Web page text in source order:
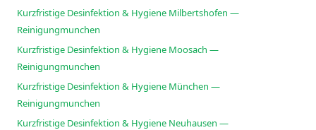
Kurzfristige Desinfektion & Hygiene Milbertshofen —
Reinigungmunchen
Kurzfristige Desinfektion & Hygiene Moosach —
Reinigungmunchen
Kurzfristige Desinfektion & Hygiene München —
Reinigungmunchen
Kurzfristige Desinfektion & Hygiene Neuhausen —